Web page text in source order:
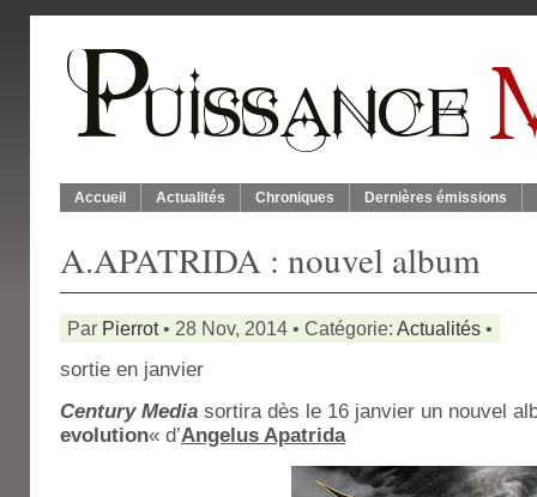
Accueil Actualités Chroniques Dernières émissions
A.APATRIDA : nouvel album
Par Pierrot• 28 Nov, 2014 • Catégorie: Actualités •
sortie en janvier
Century Media sortira dès le 16 janvier un nouvel
evolution« d’Angelus Apatrida